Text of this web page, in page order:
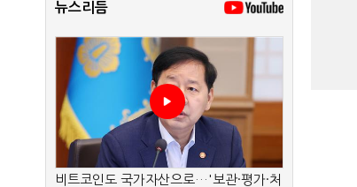
뉴스리듬
비트코인도 국가자산으로…'보관·평가·처